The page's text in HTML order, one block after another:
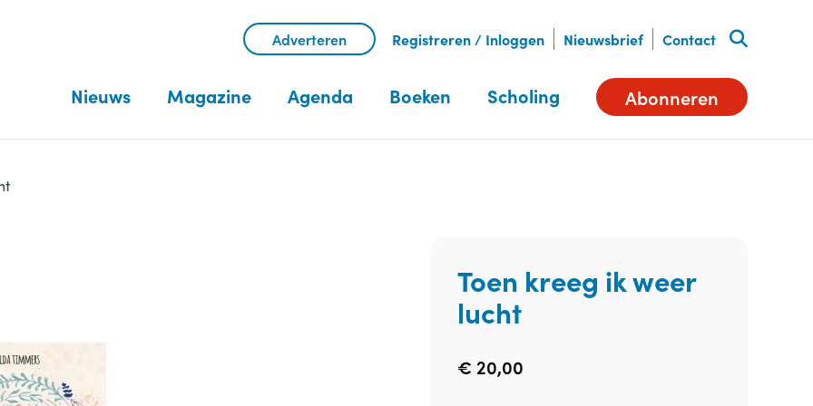
Adverteren Registreren / Inloggen Nieuwsbrief Contact
Nieuws Magazine Agenda Boeken Scholing Abonneren
Toen kreeg ik weer
lucht
€ 20,00